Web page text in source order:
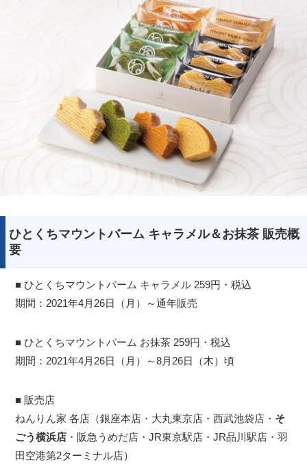
ひとくちマウントバーム キャラメル＆お抹茶 販売概
要
■ ひとくちマウントバーム キャラメル 259円・税込
期間：2021年4月26日（月）～通年販売
■ ひとくちマウントバーム お抹茶 259円・税込
期間：2021年4月26日（月）～8月26日（木）頃
■ 販売店
ねんりん家 各店（銀座本店・大丸東京店・西武池袋店・ そ
ごう横浜店 ・阪急うめだ店・JR東京駅店・JR品川駅店・羽
田空港第2ターミナル店）